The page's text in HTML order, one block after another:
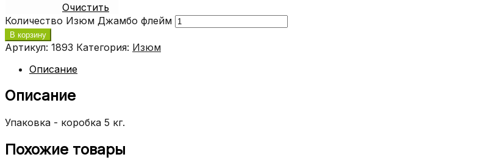
Очистить
Количество Изюм Джамбо флейм
В корзину
Артикул: 1893 Категория: Изюм
Описание
Описание
Упаковка - коробка 5 кг.
Похожие товары